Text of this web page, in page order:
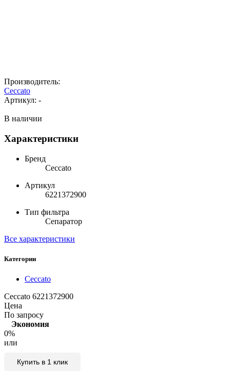
Производитель:
Ceccato
Артикул: -
В наличии
Характеристики
Бренд
Ceccato
Артикул
6221372900
Тип фильтра
Сепаратор
Все характеристики
Категории
Ceccato
Ceccato 6221372900
Цена
По запросу
Экономия
0%
или
Купить в 1 клик